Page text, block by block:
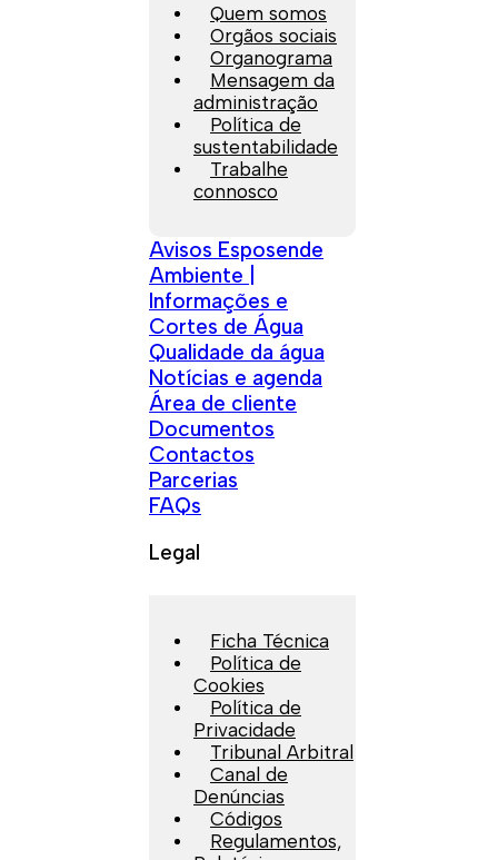
Quem somos
Orgãos sociais
Organograma
Mensagem da
administração
Política de
sustentabilidade
Trabalhe
connosco
Avisos Esposende
Ambiente |
Informações e
Cortes de Água
Qualidade da água
Notícias e agenda
Área de cliente
Documentos
Contactos
Parcerias
FAQs
Legal
Ficha Técnica
Política de
Cookies
Política de
Privacidade
Tribunal Arbitral
Canal de
Denúncias
Códigos
Regulamentos,